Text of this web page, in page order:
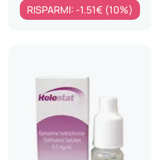
RISPARMI: -1.51€ (10%)